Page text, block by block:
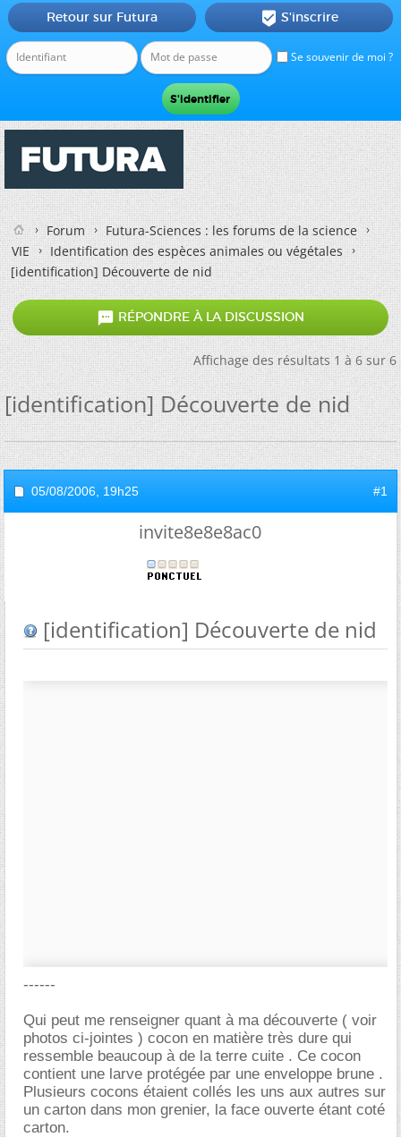
Se souvenir de moi ?
Retour sur Futura  S'inscrire
Forum
Futura-Sciences : les forums de la science
VIE
Identification des espèces animales ou végétales
[identification] Découverte de nid
 RÉPONDRE À LA DISCUSSION
Affichage des résultats 1 à 6 sur 6
[identification] Découverte de nid
05/08/2006, 19h25 #1
invite8e8e8ac0
[identification] Découverte de nid
------
Qui peut me renseigner quant à ma découverte ( voir
photos ci-jointes ) cocon en matière très dure qui
ressemble beaucoup à de la terre cuite . Ce cocon
contient une larve protégée par une enveloppe brune .
Plusieurs cocons étaient collés les uns aux autres sur
un carton dans mon grenier, la face ouverte étant coté
carton.